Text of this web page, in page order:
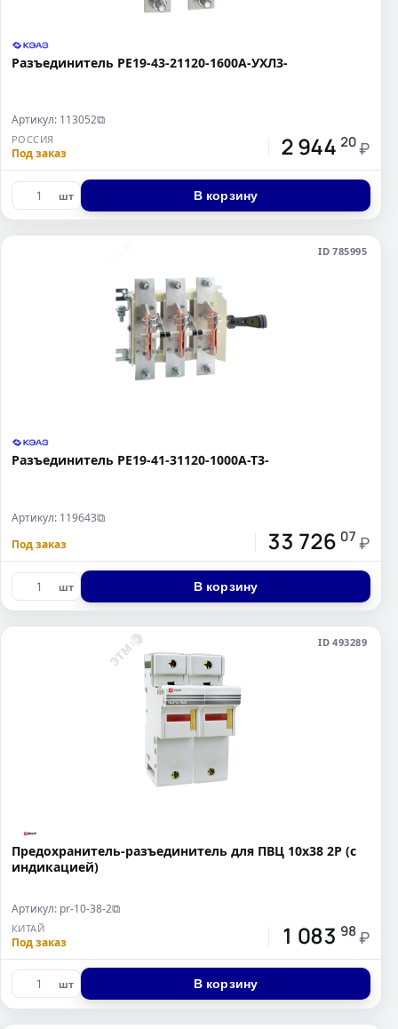
Разъединитель РЕ19-43-21120-1600А-УХЛ3-
Артикул: 113052⧉
РОССИЯ
Под заказ 2 944 20 ₽
шт В корзину
ID 785995
Разъединитель РЕ19-41-31120-1000А-Т3-
Артикул: 119643⧉
Под заказ 33 726 07 ₽
шт В корзину
ID 493289
Предохранитель-разъединитель для ПВЦ 10x38 2P (с
индикацией)
Артикул: pr-10-38-2⧉
КИТАЙ
Под заказ 1 083 98 ₽
шт В корзину